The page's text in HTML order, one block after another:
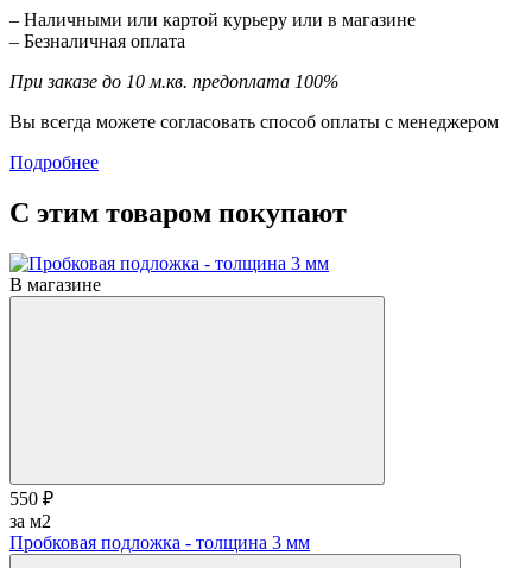
– Наличными или картой курьеру или в магазине
– Безналичная оплата
При заказе до 10 м.кв. предоплата 100%
Вы всегда можете согласовать способ оплаты с менеджером
Подробнее
С этим товаром покупают
В магазине
550 ₽
за м2
Пробковая подложка - толщина 3 мм